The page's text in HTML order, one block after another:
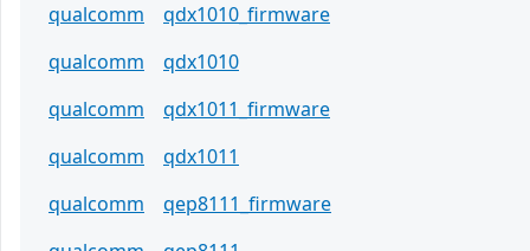
qualcomm
qdx1010_firmware
qualcomm
qdx1010
qualcomm
qdx1011_firmware
qualcomm
qdx1011
qualcomm
qep8111_firmware